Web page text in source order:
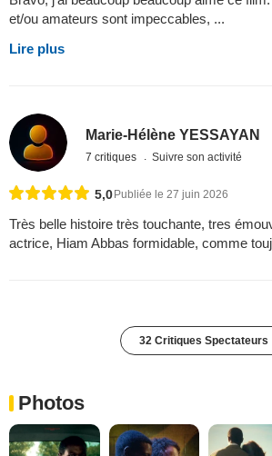
et/ou amateurs sont impeccables, ...
Lire plus
Marie-Hélène YESSAYAN
7 critiques Suivre son activité
5,0 Publiée le 27 juin 2026
Très belle histoire très touchante, tres
actrice, Hiam Abbas formidable, comme
32 Critiques Spectateurs
Photos